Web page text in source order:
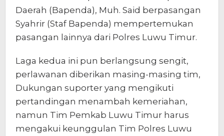
Daerah (Bapenda), Muh. Said berpasangan
Syahrir (Staf Bapenda) mempertemukan
pasangan lainnya dari Polres Luwu Timur.
Laga kedua ini pun berlangsung sengit,
perlawanan diberikan masing-masing tim,
Dukungan suporter yang mengikuti
pertandingan menambah kemeriahan,
namun Tim Pemkab Luwu Timur harus
mengakui keunggulan Tim Polres Luwu